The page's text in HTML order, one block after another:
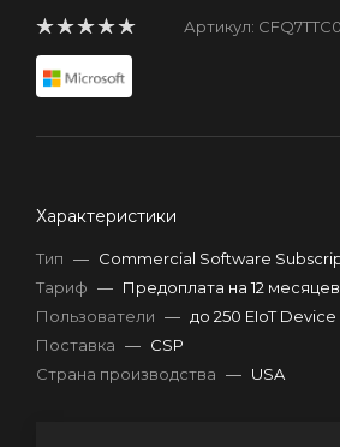
Артикул:
Характеристики
Тип — Commercial Software
Тариф — Предоплата на 12 месяцев
Пользователи — до 250 EIoT Device
Поставка — CSP
Страна производства — USA